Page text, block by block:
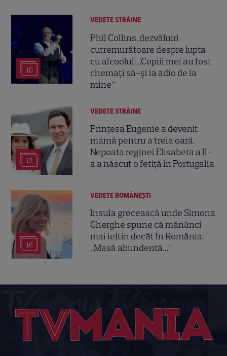
10
VEDETE STRĂINE
Phil Collins, dezvăluiri
cutremurătoare despre lupta
cu alcoolul: „Copiii mei au fost
chemați să-și ia adio de la
mine”
12
VEDETE STRĂINE
Prințesa Eugenie a devenit
mamă pentru a treia oară.
Nepoata reginei Elisabeta a II-
a a născut o fetiță în Portugalia
16
VEDETE ROMÂNEŞTI
Insula grecească unde Simona
Gherghe spune că mănânci
mai ieftin decât în România:
„Masă abundentă…”